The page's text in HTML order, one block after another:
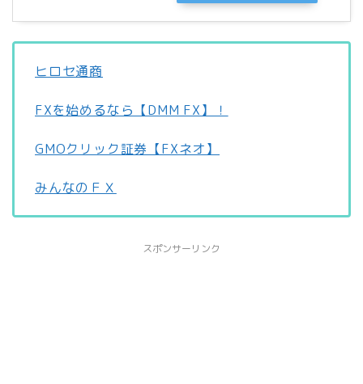
ヒロセ通商
FXを始めるなら【DMM FX】！
GMOクリック証券【FXネオ】
みんなのＦＸ
スポンサーリンク